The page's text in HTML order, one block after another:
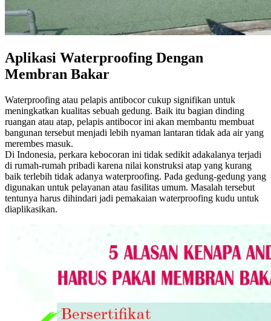
Aplikasi Waterproofing Dengan
Membran Bakar
Waterproofing atau pelapis antibocor cukup signifikan untuk
meningkatkan kualitas sebuah gedung. Baik itu bagian dinding
ruangan atau atap, pelapis antibocor ini akan membantu membuat
bangunan tersebut menjadi lebih nyaman lantaran tidak ada air yang
merembes masuk.
Di Indonesia, perkara kebocoran ini tidak sedikit adakalanya terjadi
di rumah-rumah pribadi karena nilai konstruksi atap yang kurang
baik terlebih tidak adanya waterproofing. Pada gedung-gedung yang
digunakan untuk pelayanan atau fasilitas umum. Masalah tersebut
tentunya harus dihindari jadi pemakaian waterproofing kudu untuk
diaplikasikan.